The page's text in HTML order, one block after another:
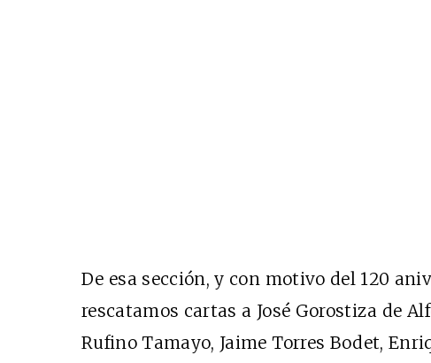
De esa sección, y con motivo del 120
rescatamos cartas a José Gorostiza de
Rufino Tamayo, Jaime Torres Bodet,